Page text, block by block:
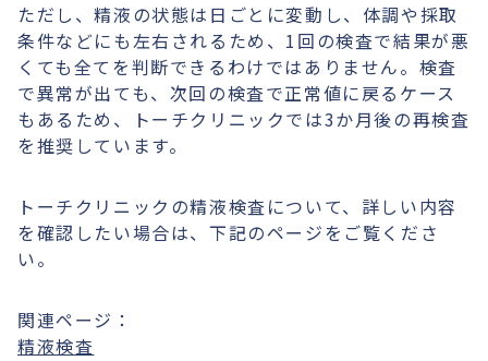
ただし、精液の状態は日ごとに変動し、体調や採取
条件などにも左右されるため、1回の検査で結果が悪
くても全てを判断できるわけではありません。検査
で異常が出ても、次回の検査で正常値に戻るケース
もあるため、トーチクリニックでは3か月後の再検査
を推奨しています。
トーチクリニックの精液検査について、詳しい内容
を確認したい場合は、下記のページをご覧くださ
い。
関連ページ：
精液検査